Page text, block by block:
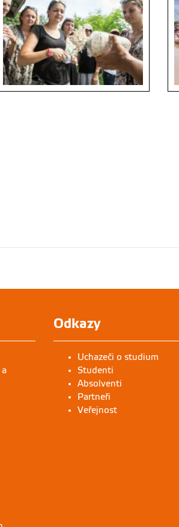
Odkazy
Uchazeči o studium
Studenti
Absolventi
Partneři
Veřejnost